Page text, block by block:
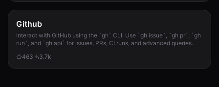
Github
Interact with GitHub using the `gh` CLI. Use `gh issue`, `gh pr`, `gh
run`, and `gh api` for issues, PRs, CI runs, and advanced queries.
463
3.7k